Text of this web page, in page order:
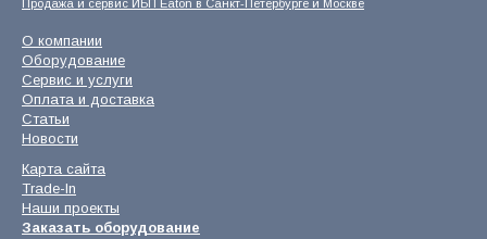
Продажа и сервис ИБП Eaton в Санкт-Петербурге и Москве
О компании
Оборудование
Сервис и услуги
Оплата и доставка
Статьи
Новости
Карта сайта
Trade-In
Наши проекты
Заказать оборудование